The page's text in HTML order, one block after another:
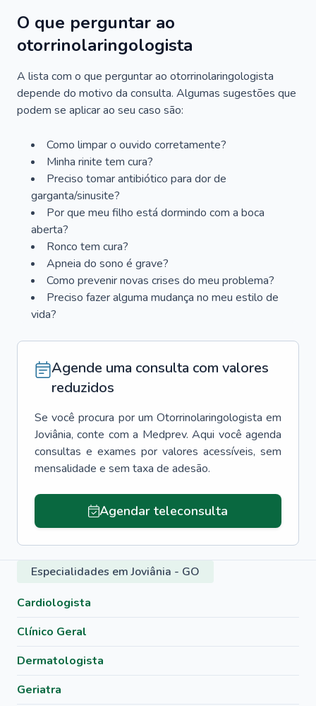
O que perguntar ao
otorrinolaringologista
A lista com o que perguntar ao otorrinolaringologista
depende do motivo da consulta. Algumas sugestões que
podem se aplicar ao seu caso são:
Como limpar o ouvido corretamente?
Minha rinite tem cura?
Preciso tomar antibiótico para dor de
garganta/sinusite?
Por que meu filho está dormindo com a boca
aberta?
Ronco tem cura?
Apneia do sono é grave?
Como prevenir novas crises do meu problema?
Preciso fazer alguma mudança no meu estilo de
vida?
Agende uma consulta com valores
reduzidos
Se você procura por um Otorrinolaringologista em
Joviânia, conte com a Medprev. Aqui você agenda
consultas e exames por valores acessíveis, sem
mensalidade e sem taxa de adesão.
Agendar teleconsulta
Especialidades em Joviânia - GO
Cardiologista
Clínico Geral
Dermatologista
Geriatra